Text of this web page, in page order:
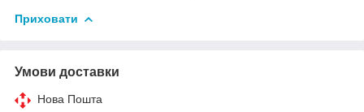
Приховати
Умови доставки
Нова Пошта